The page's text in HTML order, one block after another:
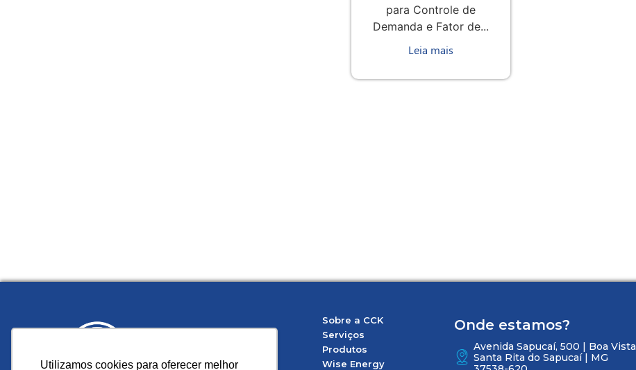
Utilizamos cookies para oferecer melhor
para Controle de
Demanda e Fator de...
Leia mais
Sobre a CCK
Serviços
Produtos
Wise Energy
Onde estamos?
Avenida Sapucaí, 500 | Boa Vista
Santa Rita do Sapucaí | MG